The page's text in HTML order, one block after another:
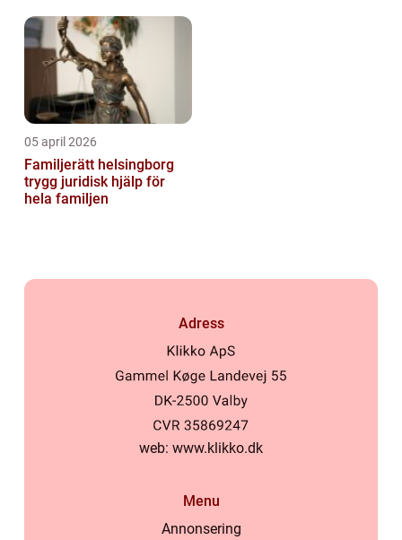
05 april 2026
Familjerätt helsingborg
trygg juridisk hjälp för
hela familjen
Adress
web: www.klikko.dk
Menu
Annonsering